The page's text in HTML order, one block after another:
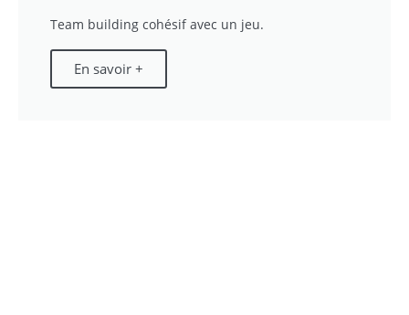
Team building cohésif avec un jeu.
En savoir +